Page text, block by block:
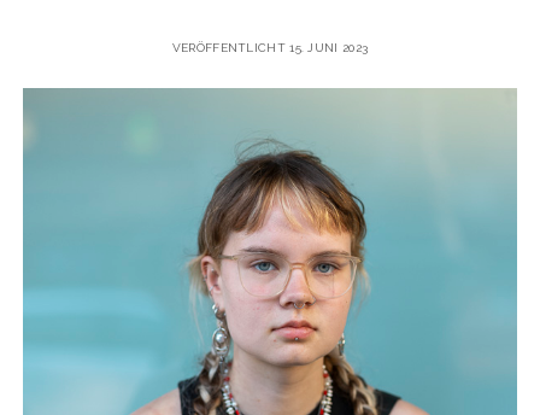
VERÖFFENTLICHT 15. JUNI 2023